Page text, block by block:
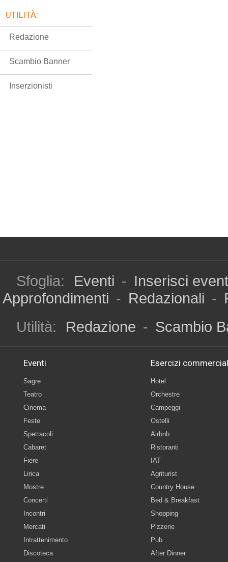
UTILITÀ:
Redazione
Scambio Banner
Inserzionisti
Sfoglia: Eventi - Inserisci
Approfondimenti - Redazionali -
Utilità:
Redazione - Scambio
Eventi
Sagre
Teatro
Cinema
Feste
Spettacoli
Cabaret
Fiere
Lirica
Mostre
Concerti
Incontri
Mercati
Intrattenimento
Discoteca
Esercizi
Hotel
Orchestre
Campeggi
Ostelli
Airbnb
Ristoranti
IAT
Agriturist
Country House
Bed & Breakfast
Shopping
Pizzerie
Pub
After Dinner